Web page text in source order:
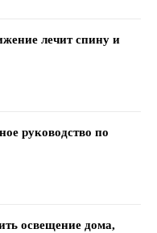
лечит спину и
руководство по
освещение дома,